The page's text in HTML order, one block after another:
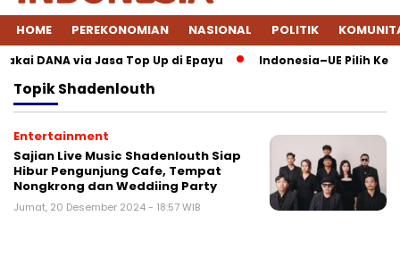
HOME PEREKONOMIAN NASIONAL POLITIK
DANA via Jasa Top Up di Epayu Indonesia–UE Pilih
TopikShadenlouth
Entertainment
Sajian Live Music Shadenlouth Siap
Hibur Pengunjung Cafe, Tempat
Nongkrong dan Weddiing Party
Jumat, 20 Desember 2024 - 18:57 WIB